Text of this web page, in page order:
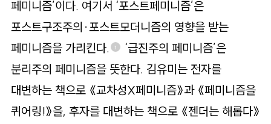
페미니즘’이다. 여기서 ‘포스트페미니즘’은
포스트구조주의·포스트모더니즘의 영향을 받는
페미니즘을 가리킨다.
1
‘급진주의 페미니즘’은
분리주의 페미니즘을 뜻한다. 김유미는 전자를
대변하는 책으로 《교차성X페미니즘》과 《페미니즘을
퀴어링!》을, 후자를 대변하는 책으로 《젠더는 해롭다》